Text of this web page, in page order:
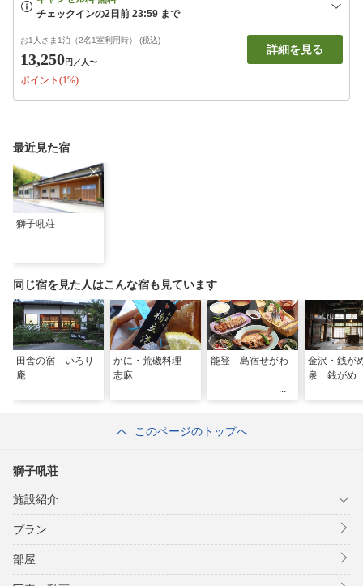
お1人さま1泊（2名1室利用時） (税込)
13,250円 ／人〜
ポイント(1%)
詳細を見る
最近見た宿
獅子吼荘
同じ宿を見た人はこんな宿も見ています
田舎の宿 いろり
庵
かに・荒磯料理
志麻
能登 島宿せがわ
金沢・銭が
泉 銭がめ
このページのトップへ
獅子吼荘
施設紹介
プラン
部屋